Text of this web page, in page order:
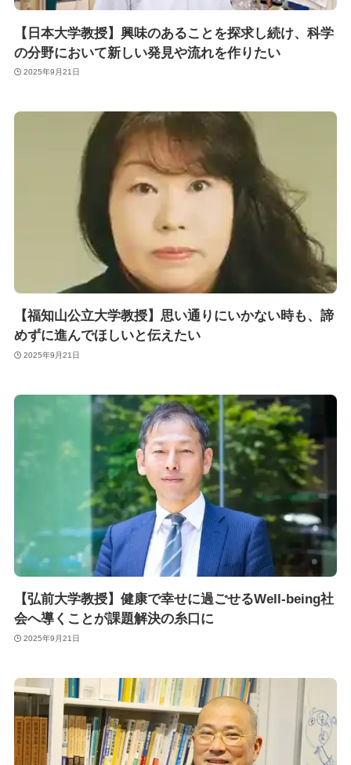
【日本大学教授】興味のあることを探求し続け、科学
の分野において新しい発見や流れを作りたい
2025年9月21日
【福知山公立大学教授】思い通りにいかない時も、諦
めずに進んでほしいと伝えたい
2025年9月21日
【弘前大学教授】健康で幸せに過ごせるWell-being社
会へ導くことが課題解決の糸口に
2025年9月21日